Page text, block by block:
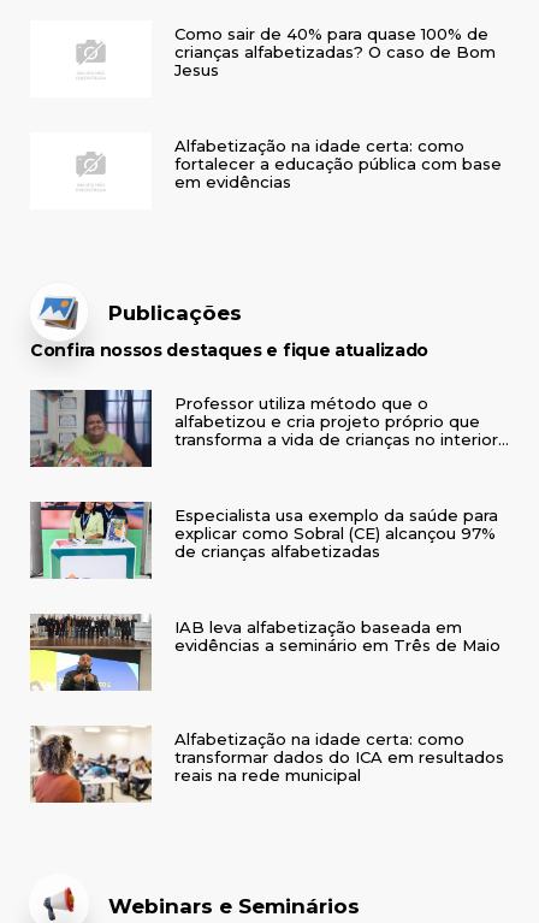
Como sair de 40% para quase 100% de
crianças alfabetizadas? O caso de Bom
Jesus
Alfabetização na idade certa: como
fortalecer a educação pública com base
em evidências
Publicações
Confira nossos destaques e fique atualizado
Professor utiliza método que o
alfabetizou e cria projeto próprio que
transforma a vida de crianças no interior
Especialista usa exemplo da saúde para
explicar como Sobral (CE) alcançou 97%
de crianças alfabetizadas
IAB leva alfabetização baseada em
evidências a seminário em Três de Maio
Alfabetização na idade certa: como
transformar dados do ICA em resultados
reais na rede municipal
Webinars e Seminários